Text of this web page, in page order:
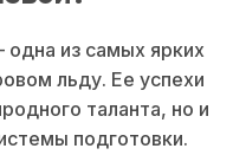
из самых ярких
льду. Ее успехи
таланта, но и
подготовки.